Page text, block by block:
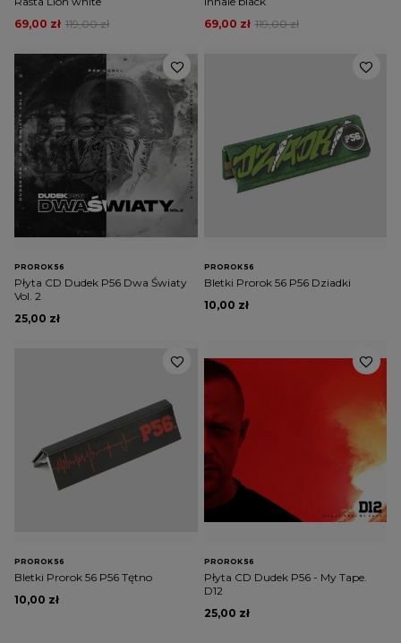
119,00 zł
69,00 zł
119,00 zł
69,00 zł
PROROK 56
Płyta CD Dudek P56 Dwa Światy
Vol. 2
25,00 zł
PROROK 56
Bletki Prorok 56 P56 Dziadki
10,00 zł
PROROK 56
Bletki Prorok 56 P56 Tętno
10,00 zł
PROROK 56
Płyta CD Dudek P56 - My Tape.
D12
25,00 zł